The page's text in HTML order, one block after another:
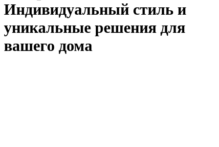
Индивидуальный стиль и
уникальные решения для
вашего дома